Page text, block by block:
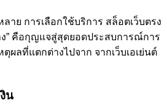
าย การเลือกใช้บริการ สล็อตเว็บตรง
ง” คือกุญแจสู่สุดยอดประสบการณ์การ
ผลที่แตกต่างไปจาก จากเว็บเอเย่นต์
น